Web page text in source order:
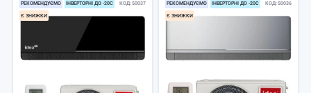
РЕКОМЕНДУЄМО ІНВЕРТОРНІ ДО -20С
Є ЗНИЖКИ
КОД 50037 РЕКОМЕНДУЄМО ІНВЕРТОРНІ ДО -20С
Є ЗНИЖКИ
КОД 50036